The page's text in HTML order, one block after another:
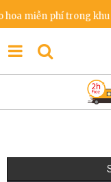
phí trong khu vực